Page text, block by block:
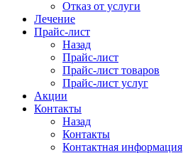
Отказ от услуги
Лечение
Прайс-лист
Назад
Прайс-лист
Прайс-лист товаров
Прайс-лист услуг
Акции
Контакты
Назад
Контакты
Контактная информация